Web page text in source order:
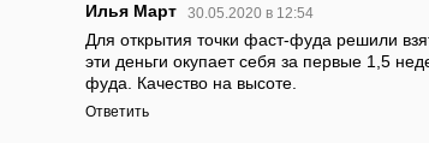
Илья Март 30.05.2020 в 12:54
Для открытия точки фаст-фуда решили
эти деньги окупает себя за первые 1,5
фуда. Качество на высоте.
Ответить